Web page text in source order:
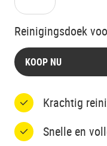
Reinigingsdoek
KOOP NU
Krachtig
Snelle en